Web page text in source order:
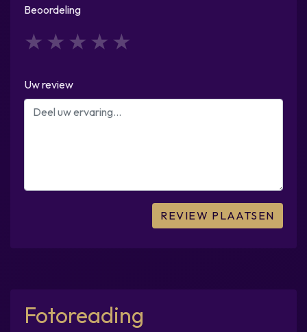
Beoordeling
4
3
2
1
Uw review
Fotoreading